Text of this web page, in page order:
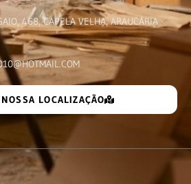
468, CAPELA VELHA, ARAUCÁRIA -
LOCALIZAÇÃO